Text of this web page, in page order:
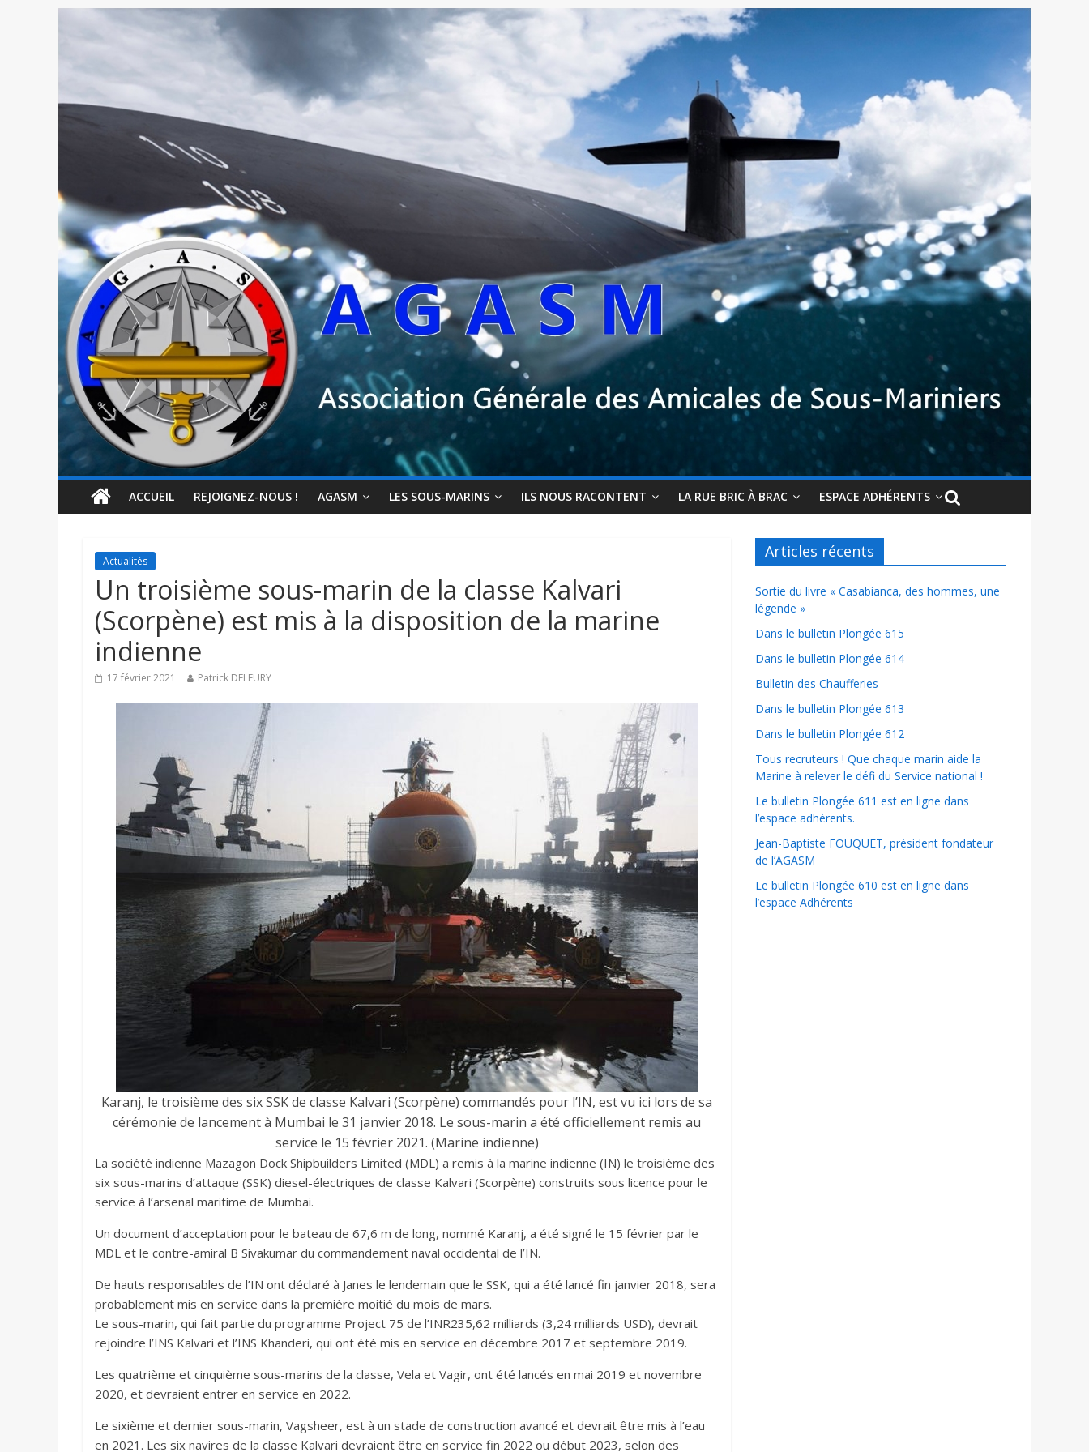
ACCUEIL REJOIGNEZ-NOUS ! AGASM LES SOUS-MARINS ILS NOUS RACONTENT LA RUE BRIC À BRAC ESPACE ADHÉRENTS
Actualités
Un troisième sous-marin de la classe Kalvari
(Scorpène) est mis à la disposition de la marine
indienne
17 février 2021 Patrick DELEURY
Karanj, le troisième des six SSK de classe Kalvari (Scorpène) commandés pour l’IN, est vu ici lors de sa
cérémonie de lancement à Mumbai le 31 janvier 2018. Le sous-marin a été officiellement remis au
service le 15 février 2021. (Marine indienne)
La société indienne Mazagon Dock Shipbuilders Limited (MDL) a remis à la marine indienne (IN) le troisième des
six sous-marins d’attaque (SSK) diesel-électriques de classe Kalvari (Scorpène) construits sous licence pour le
service à l’arsenal maritime de Mumbai.
Un document d’acceptation pour le bateau de 67,6 m de long, nommé Karanj, a été signé le 15 février par le
MDL et le contre-amiral B Sivakumar du commandement naval occidental de l’IN.
De hauts responsables de l’IN ont déclaré à Janes le lendemain que le SSK, qui a été lancé fin janvier 2018, sera
probablement mis en service dans la première moitié du mois de mars.
Le sous-marin, qui fait partie du programme Project 75 de l’INR235,62 milliards (3,24 milliards USD), devrait
rejoindre l’INS Kalvari et l’INS Khanderi, qui ont été mis en service en décembre 2017 et septembre 2019.
Les quatrième et cinquième sous-marins de la classe, Vela et Vagir, ont été lancés en mai 2019 et novembre
2020, et devraient entrer en service en 2022.
Le sixième et dernier sous-marin, Vagsheer, est à un stade de construction avancé et devrait être mis à l’eau
en 2021. Les six navires de la classe Kalvari devraient être en service fin 2022 ou début 2023, selon des
Articles récents
Sortie du livre « Casabianca, des hommes, une
légende »
Dans le bulletin Plongée 615
Dans le bulletin Plongée 614
Bulletin des Chaufferies
Dans le bulletin Plongée 613
Dans le bulletin Plongée 612
Tous recruteurs ! Que chaque marin aide la
Marine à relever le défi du Service national !
Le bulletin Plongée 611 est en ligne dans
l’espace adhérents.
Jean-Baptiste FOUQUET, président fondateur
de l’AGASM
Le bulletin Plongée 610 est en ligne dans
l’espace Adhérents